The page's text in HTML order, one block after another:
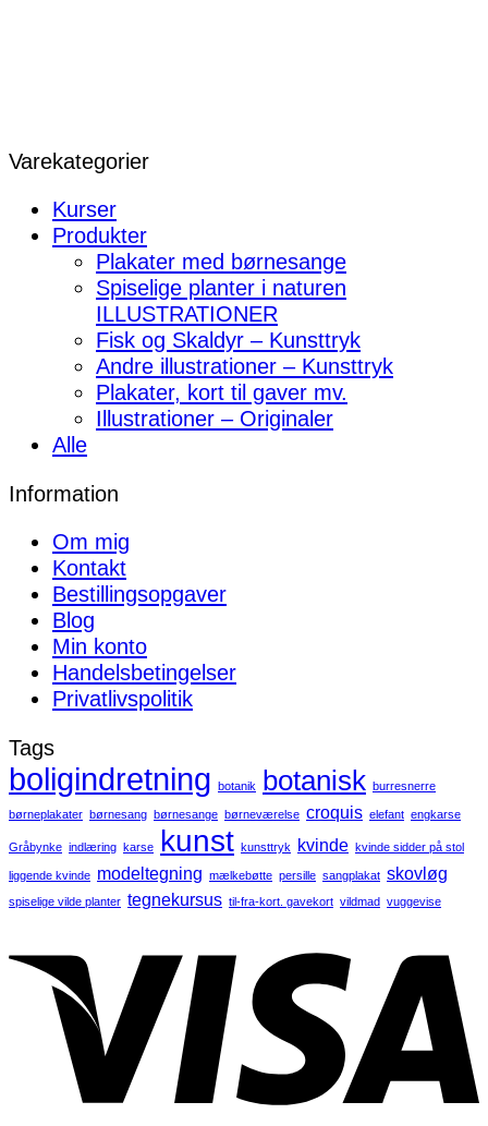
Varekategorier
Kurser
Produkter
Plakater med børnesange
Spiselige planter i naturen
ILLUSTRATIONER
Fisk og Skaldyr – Kunsttryk
Andre illustrationer – Kunsttryk
Plakater, kort til gaver mv.
Illustrationer – Originaler
Alle
Information
Om mig
Kontakt
Bestillingsopgaver
Blog
Min konto
Handelsbetingelser
Privatlivspolitik
Tags
boligindretning botanik botanisk burresnerre
børneplakater børnesang børnesange børneværelse croquis elefant engkarse
Gråbynke indlæring karse kunst kunsttryk kvinde kvinde sidder på stol
liggende kvinde modeltegning mælkebøtte persille sangplakat skovløg
spiselige vilde planter tegnekursus til-fra-kort. gavekort vildmad vuggevise